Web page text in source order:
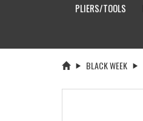
PLIERS/TOOLS
BLACK WEEK